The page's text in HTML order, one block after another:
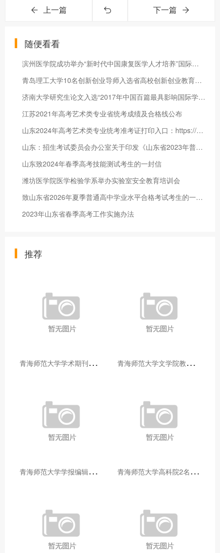
上一篇 下一篇
随便看看
滨州医学院成功举办“新时代中国康复医学人才培养”国际高峰论坛
青岛理工大学10名创新创业导师入选省高校创新创业教育导师库
济南大学研究生论文入选“2017年中国百篇最具影响国际学术论文”
江苏2021年高考艺术类专业省统考成绩及合格线公布
山东2024年高考艺术类专业统考准考证打印入口：https://wsbm.sdzk.cn/
山东：招生考试委员会办公室关于印发《山东省2023年普通高等学校艺术类专业招生工作实施方案》的通知
山东致2024年春季高考技能测试考生的一封信
潍坊医学院医学检验学系举办实验室安全教育培训会
致山东省2026年夏季普通高中学业水平合格考试考生的一封信
2023年山东省春季高考工作实施办法
推荐
青
海师范大学学术期刊两个专栏入选2025年青海省期刊重点专栏 青
海师范大学文学院教师赴山东省相关高校和学术机构交流学习
青
海师范大学学报编辑部赴大通县城关镇上毛佰胜村开展帮扶慰问活动 青
海师范大学高科院2名专家当选中国科学院院士